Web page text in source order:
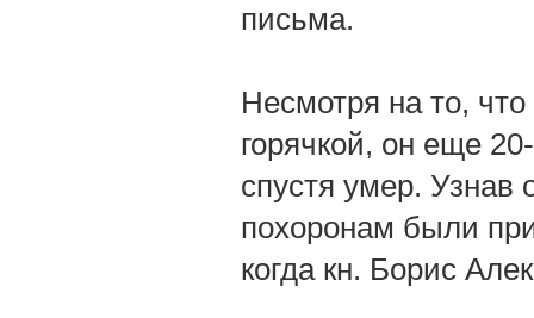
письма.
Несмотря на то, что
горячкой, он еще
спустя умер. Узнав
похоронам были
когда кн. Борис